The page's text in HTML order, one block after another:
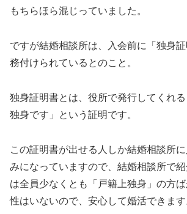
もちらほら混じっていました。
ですが結婚相談所は、入会前に「独身
務付けられているとのこと。
独身証明書とは、役所で発行してくれ
独身です」という証明です。
この証明書が出せる人しか結婚相談所
みになっていますので、結婚相談所で
は全員少なくとも「戸籍上独身」の方
性はいないので、安心して婚活できます